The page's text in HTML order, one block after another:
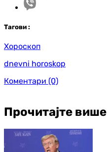
Тагови :
Хороскоп
dnevni horoskop
Коментари (0)
Прочитајте више